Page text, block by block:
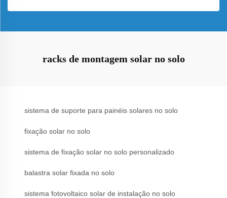
racks de montagem solar no solo
sistema de suporte para painéis solares no solo
fixação solar no solo
sistema de fixação solar no solo personalizado
balastra solar fixada no solo
sistema fotovoltaico solar de instalação no solo